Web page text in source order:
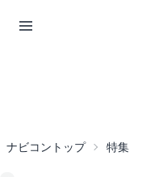
ナビコントップ 特集